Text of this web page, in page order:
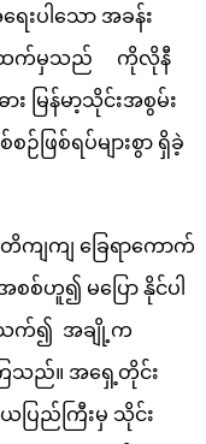
းပါသော အခန်း
လက်ထက်မှသည် ကိုလိုနီ
း မြန်မာ့သိုင်းအစွမ်း
ဖြစ်ရပ်များစွာ ရှိခဲ့
ကျ ခြေရာကောက်
ဟူ၍ မပြော နိုင်ပါ
တ်သက်၍ အချို့က
သည်။ အရှေ့တိုင်း
ပြည်ကြီးမှ သိုင်း